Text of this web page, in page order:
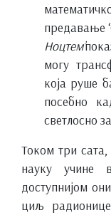
предавање
Ноцтем’
могу
која руше
посебно
светлосно
Током три
науку учине
доступнијом
циљ